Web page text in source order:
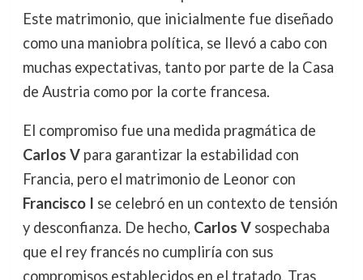
Este matrimonio, que inicialmente fue diseñado
como una maniobra política, se llevó a cabo con
muchas expectativas, tanto por parte de la Casa
de Austria como por la corte francesa.
El compromiso fue una medida pragmática de
Carlos Vpara garantizar la estabilidad con
Francia, pero el matrimonio de Leonor con
Francisco I se celebró en un contexto de tensión
y desconfianza. De hecho, Carlos Vsospechaba
que el rey francés no cumpliría con sus
compromisos establecidos en el tratado. Tras